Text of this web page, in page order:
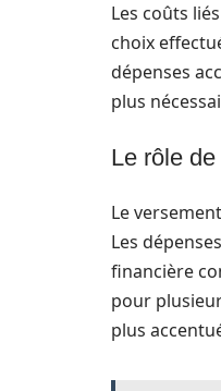
Les coûts
choix
dépenses
plus
Le rôle
Le
Les
financière
pour
plus